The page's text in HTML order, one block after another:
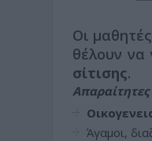
Οι
θέλουν να
σίτισης.
Άγαμοι,